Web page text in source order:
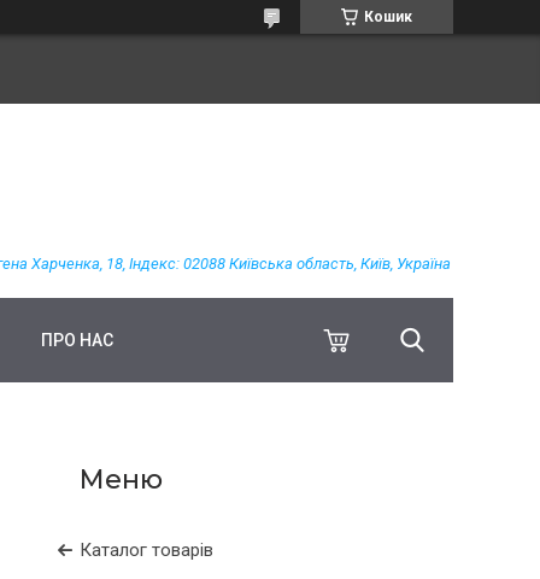
Кошик
Харченка, 18, Індекс: 02088 Київська область, Київ, Україна
ПРО НАС
Каталог товарів